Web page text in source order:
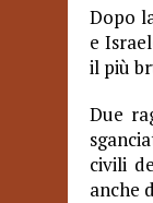
Dopo
e
il più
Due
civili
anche